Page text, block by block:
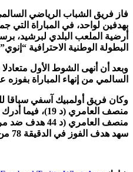
فاز فريق الشباب الرياضي
بهدفين لواحد، في المباراة التي
البطولة الوطنية الاحترافية
وبعد أن أنهى الشوط الأول
السالمي من إنهاء المباراة
وكان فريق أولمبيك آسفي
منصف العامري (د
منصف العامري
سهد هدف الفوز في الدقيقة 78 من عمر المباراة.